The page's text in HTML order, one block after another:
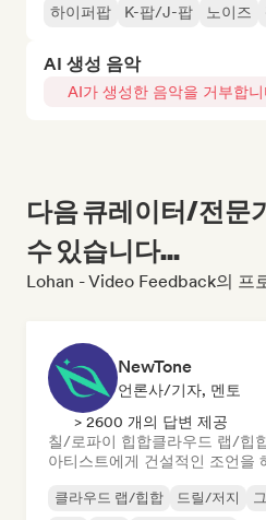
하이퍼팝 K-팝/J-팝 노이즈
AI 생성 음악
AI가 생성한 음악을 거부합
다음 큐레이터/전문
수 있습니다...
Lohan - Video Feedback의 프
NewTone
언론사/기자, 멘토
> 2600 개의 답변 제공
칠/로파이 힙합클라우드 랩/힙
아티스트에게 건설적인 조언을
클라우드 랩/힙합 드릴/저지